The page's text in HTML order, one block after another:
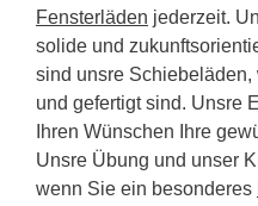
Fensterläden jederzeit.
solide und
sind unsre
und gefertigt sind. Unsre
Ihren Wünschen Ihre
Unsre Übung und unser
wenn Sie ein besonderes